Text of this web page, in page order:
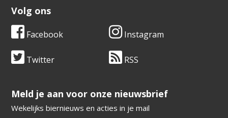
Volg ons
Facebook Instagram
Twitter RSS
​​​​​​​Meld je aan voor onze nieuwsbrief
Wekelijks biernieuws en acties in je mail